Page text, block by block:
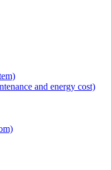
and energy cost)